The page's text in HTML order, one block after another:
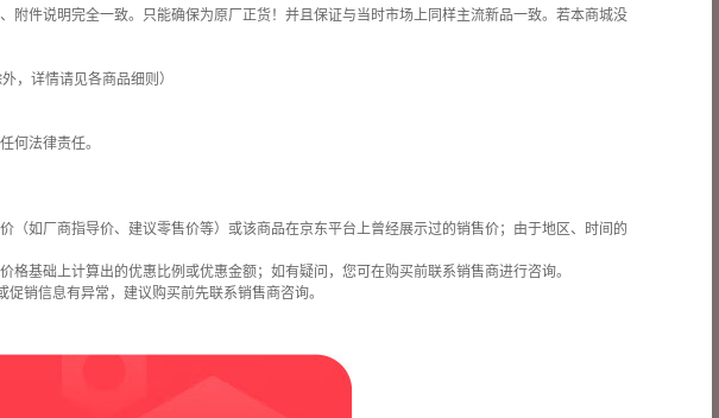
件说明完全一致。只能确保为原厂正货！并且保证与当时市场上同样主流新品一致。若本商城没
，详情请见各商品细则）
何法律责任。
如厂商指导价、建议零售价等）或该商品在京东平台上曾经展示过的销售价；由于地区、时间的
基础上计算出的优惠比例或优惠金额；如有疑问，您可在购买前联系销售商进行咨询。
销信息有异常，建议购买前先联系销售商咨询。